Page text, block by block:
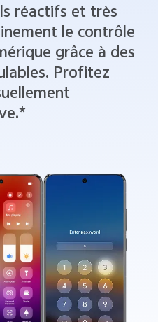
réactifs et très
le contrôle
grâce à des
Profitez